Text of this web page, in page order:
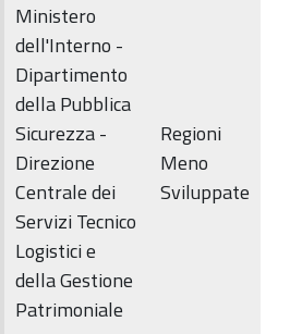
Ministero
dell'Interno -
Dipartimento
della Pubblica
Sicurezza -
Direzione
Centrale dei
Servizi Tecnico
Logistici e
della Gestione
Patrimoniale
Regioni
Meno
Sviluppate